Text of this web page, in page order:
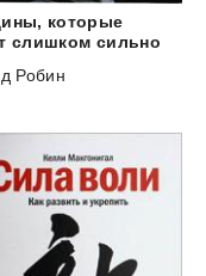
которые
слишком сильно
Робин